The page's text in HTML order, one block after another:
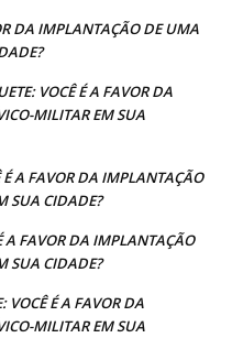
DA IMPLANTAÇÃO DE UMA
VOCÊ É A FAVOR DA
MILITAR EM SUA
É A FAVOR DA IMPLANTAÇÃO
SUA CIDADE?
A FAVOR DA IMPLANTAÇÃO
SUA CIDADE?
VOCÊ É A FAVOR DA
MILITAR EM SUA